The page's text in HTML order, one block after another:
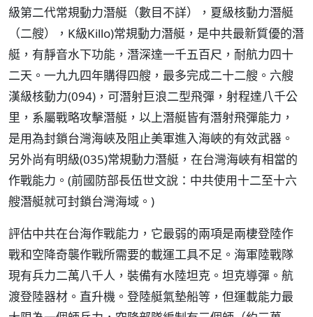
級第二代常規動力潛艇（數目不詳），夏級核動力潛艇
（二艘），K級Killo)常規動力潛艇，是中共最新質優的潛
艇，有靜音水下功能，潛深達一千五百尺，耐航力四十
二天。一九九四年購得四艘，最多完成二十二艘。六艘
漢級核動力(094)，可潛射巨浪二型飛彈，射程達八千公
里，系屬戰略攻擊潛艇，以上潛艇皆有潛射飛彈能力，
是用為封鎖台灣海峽及阻止美軍進入海峽的有效武器。
另外尚有明級(035)常規動力潛艇，在台灣海峽有相當的
作戰能力。(前國防部長伍世文說：中共使用十二至十六
艘潛艇就可封鎖台灣海域。)
評估中共在台海作戰能力，它最弱的兩項是兩棲登陸作
戰和空降奇襲作戰所需要的載運工具不足。海軍陸戰隊
現有兵力二萬八千人，裝備有水陸坦克。坦克導彈。航
渡登陸器材。直升機。登陸艇氣墊船等，但運載能力最